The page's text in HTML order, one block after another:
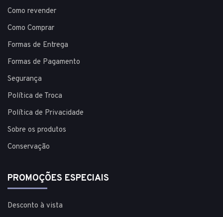
Como revender
Como Comprar
Formas de Entrega
Formas de Pagamento
Segurança
Política de Troca
Política de Privacidade
Sobre os produtos
Conservação
PROMOÇÕES ESPECIAIS
Desconto à vista